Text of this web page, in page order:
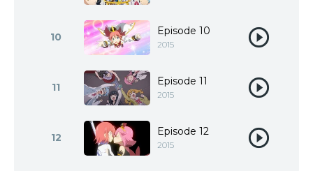
10 Episode 10
2015
11 Episode 11
2015
12 Episode 12
2015